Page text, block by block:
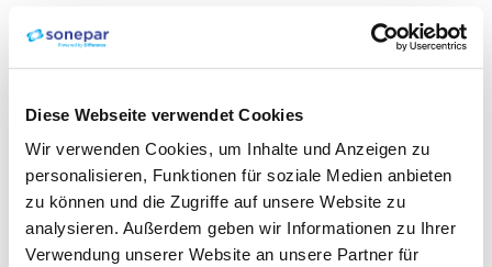
Diese Webseite verwendet Cookies
Wir verwenden Cookies, um Inhalte und Anzeigen zu
personalisieren, Funktionen für soziale Medien anbieten
zu können und die Zugriffe auf unsere Website zu
analysieren. Außerdem geben wir Informationen zu Ihrer
Verwendung unserer Website an unsere Partner für